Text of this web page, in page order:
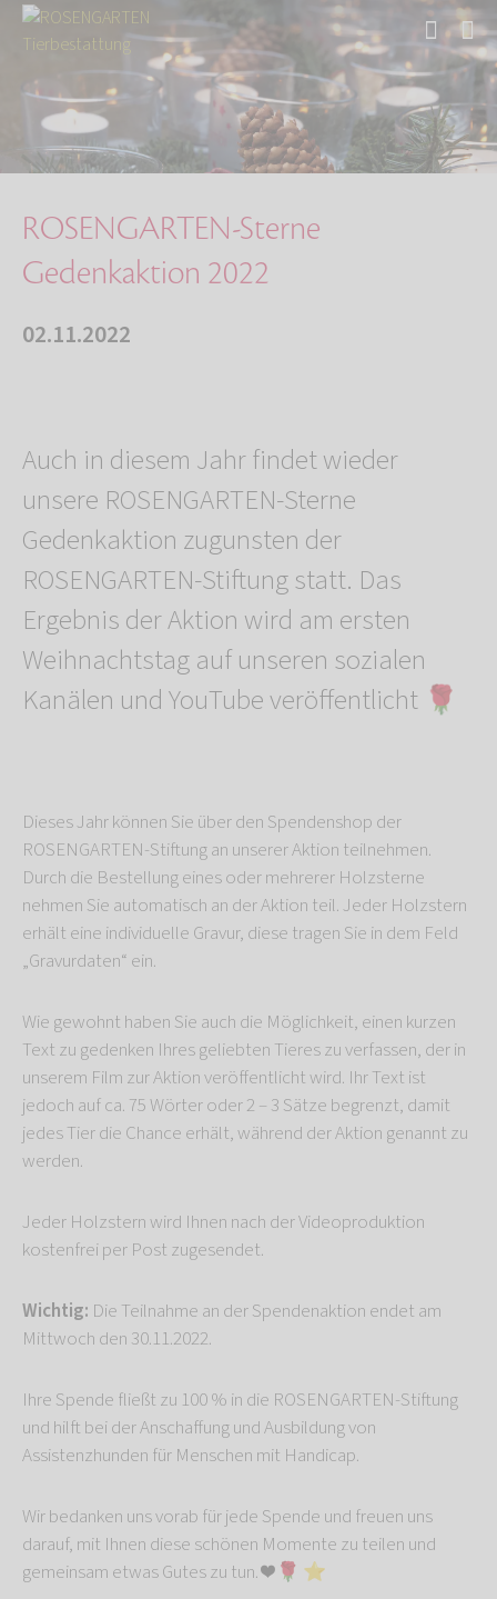
Start
Aktuelles
ROSENGARTEN-Sterne Gedenkaktion 2022
ROSENGARTEN-Sterne
Gedenkaktion 2022
02.11.2022
Auch in diesem Jahr findet wieder
unsere ROSENGARTEN-Sterne
Gedenkaktion zugunsten der
ROSENGARTEN-Stiftung statt. Das
Ergebnis der Aktion wird am ersten
Weihnachtstag auf unseren sozialen
Kanälen und YouTube veröffentlicht 🌹
Dieses Jahr können Sie über den Spendenshop der
ROSENGARTEN-Stiftung an unserer Aktion teilnehmen.
Durch die Bestellung eines oder mehrerer Holzsterne
nehmen Sie automatisch an der Aktion teil. Jeder Holzstern
erhält eine individuelle Gravur, diese tragen Sie in dem Feld
„Gravurdaten“ ein.
Wie gewohnt haben Sie auch die Möglichkeit, einen kurzen
Text zu gedenken Ihres geliebten Tieres zu verfassen, der in
unserem Film zur Aktion veröffentlicht wird. Ihr Text ist
jedoch auf ca. 75 Wörter oder 2 – 3 Sätze begrenzt, damit
jedes Tier die Chance erhält, während der Aktion genannt zu
werden.
Jeder Holzstern wird Ihnen nach der Videoproduktion
kostenfrei per Post zugesendet.
Wichtig: Die Teilnahme an der Spendenaktion endet am
Mittwoch den 30.11.2022.
Ihre Spende fließt zu 100 % in die ROSENGARTEN-Stiftung
und hilft bei der Anschaffung und Ausbildung von
Assistenzhunden für Menschen mit Handicap.
Wir bedanken uns vorab für jede Spende und freuen uns
darauf, mit Ihnen diese schönen Momente zu teilen und
gemeinsam etwas Gutes zu tun. ❤️ 🌹 ⭐️